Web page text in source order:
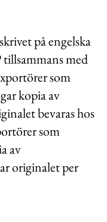
på engelska
med
som
kopia av
bevaras hos
som
av
originalet per